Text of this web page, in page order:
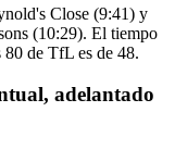
Close (9:41) y
(10:29). El tiempo
de TfL es de 48.
adelantado